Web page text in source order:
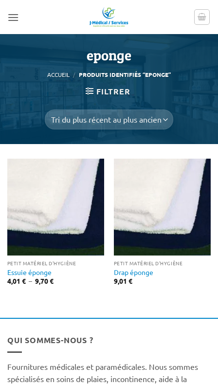
eponge
ACCUEIL / PRODUITS IDENTIFIÉS “EPONGE”
FILTRER
PETIT MATÉRIEL D'HYGIÈNE
Essuie éponge
4,01 € – 9,70€Plage
de
PETIT MATÉRIEL D'HYGIÈNE
Drap éponge
9,01 €
QUI SOMMES-NOUS ?
Fournitures médicales et paramédicales. Nous sommes
spécialisés en soins de plaies, incontinence, aide à la